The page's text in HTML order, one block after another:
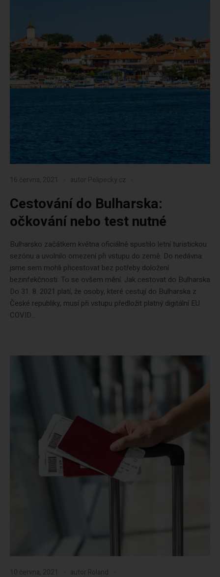
16 června, 2021 autor Pelipecky.cz
Cestování do Bulharska:
očkování nebo test nutné
Bulharsko začátkem května oficiálně spustilo letní turistickou
sezónu a uvolnilo omezení při vstupu do země. Do nedávna
jsme sem mohli přicestovat bez potřeby doložení
bezinfekčnosti. To se ovšem mění. Jak cestovat do Bulharska
Do 31. 8. 2021 platí, že osoby, které cestují do Bulharska z
České republiky, musí při vstupu předložit platný digitální EU
COVID...
10 června, 2021 autor Roland